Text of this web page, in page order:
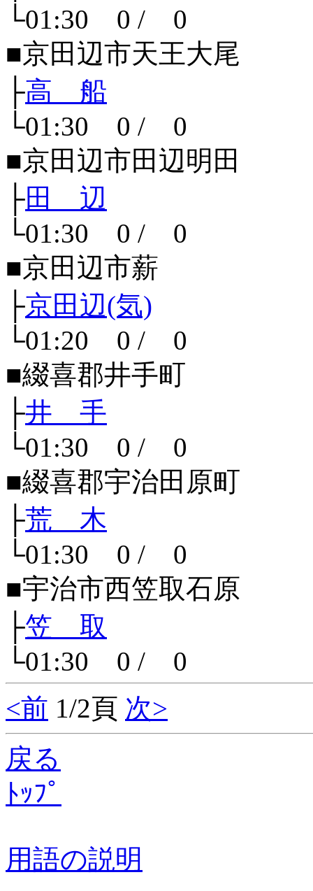
└01:30 0 / 0
■京田辺市天王大尾
├高 船
└01:30 0 / 0
■京田辺市田辺明田
├田 辺
└01:30 0 / 0
■京田辺市薪
├京田辺(気)
└01:20 0 / 0
■綴喜郡井手町
├井 手
└01:30 0 / 0
■綴喜郡宇治田原町
├荒 木
└01:30 0 / 0
■宇治市西笠取石原
├笠 取
└01:30 0 / 0
<前 1/2頁 次>
戻る
ﾄｯﾌﾟ
用語の説明